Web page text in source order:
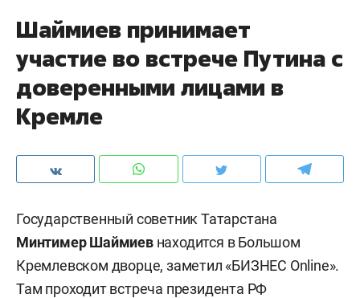
Шаймиев принимает
участие во встрече Путина с
доверенными лицами в
Кремле
Государственный советник Татарстана
Минтимер Шаймиевнаходится в Большом
Кремлевском дворце, заметил «БИЗНЕС Online».
Там проходит встреча президента РФ